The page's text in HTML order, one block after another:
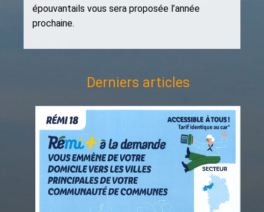
épouvantails vous sera proposée l’année
prochaine.
Derniers articles